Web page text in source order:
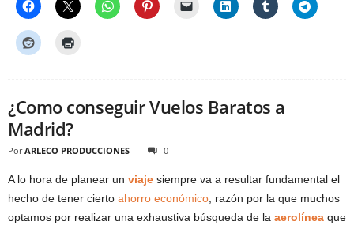
¿Como conseguir Vuelos Baratos a
Madrid?
Por ARLECO PRODUCCIONES 0
A lo hora de planear un viaje siempre va a resultar fundamental el
hecho de tener cierto ahorro económico , razón por la que muchos
optamos por realizar una exhaustiva búsqueda de la aerolínea que